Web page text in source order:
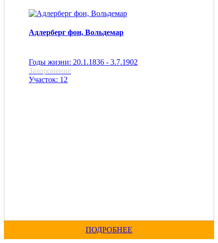
Адлерберг фон, Вольдемар
Годы жизни: 20.1.1836 - 3.7.1902
Захоронение
Участок: 12
ПОДРОБНЕЕ